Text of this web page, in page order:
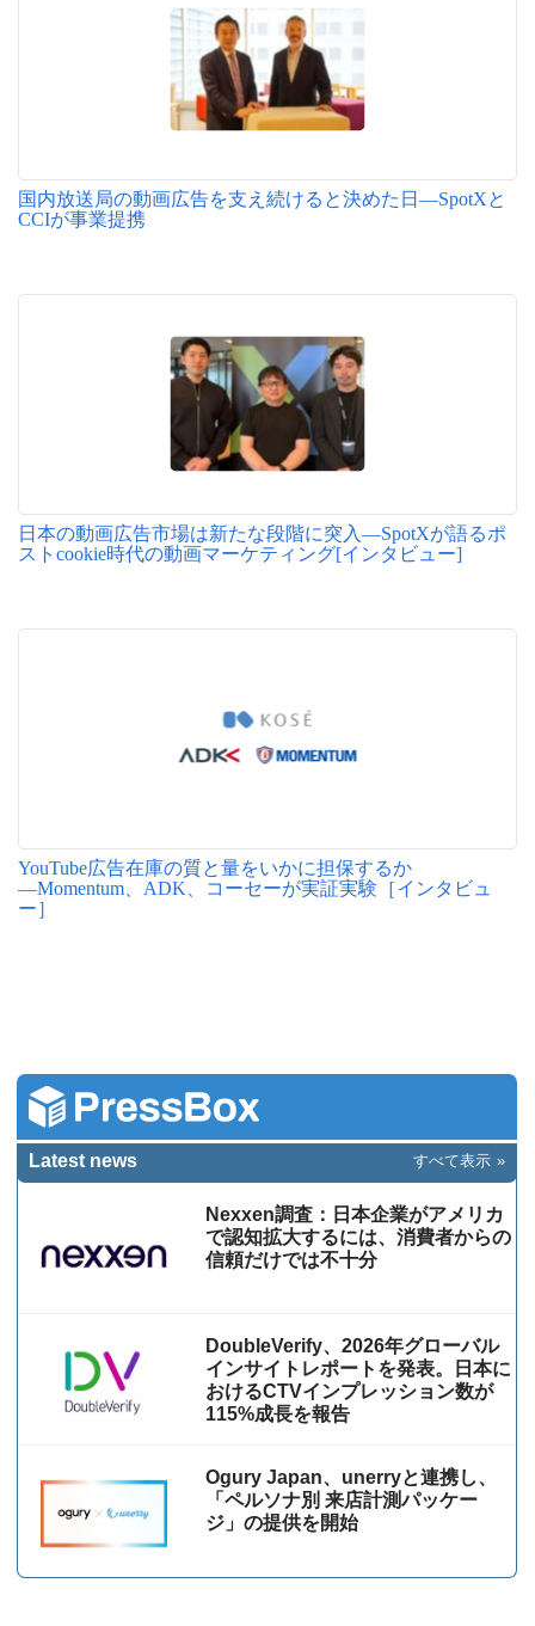
国内放送局の動画広告を支え続けると決めた日―SpotXと
CCIが事業提携
日本の動画広告市場は新たな段階に突入―SpotXが語るポ
ストcookie時代の動画マーケティング[インタビュー]
YouTube広告在庫の質と量をいかに担保するか
―Momentum、ADK、コーセーが実証実験［インタビュ
ー］
Latest news すべて表示
Nexxen調査：日本企業がアメリカ
で認知拡大するには、消費者からの
信頼だけでは不十分
DoubleVerify、2026年グローバル
インサイトレポートを発表。日本に
おけるCTVインプレッション数が
115%成⻑を報告
Ogury Japan、unerryと連携し、
「ペルソナ別 来店計測パッケー
ジ」の提供を開始